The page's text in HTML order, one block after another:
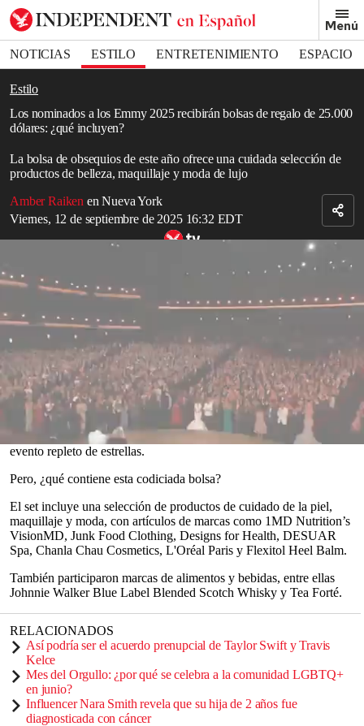
Menú
NOTICIAS ESTILO ENTRETENIMIENTO
ESPACIO
DEPORTES
Estilo
Los nominados a los Emmy 2025 recibirán bolsas de regalo de 25.000
dólares: ¿qué incluyen?
La bolsa de obsequios de este año ofrece una cuidada selección de
productos de belleza, maquillaje y moda de lujo
Amber Raiken en Nueva York
Viernes, 12 de septiembre de 2025 16:32 EDT
Bookmark popover
Removed from bookmarks
Close popover
seconds
Read in English
Aunque no todos los nominados a los
Emmy
se llevarán un trofeo
a casa, nadie se irá con las manos vacías de la ceremonia de
entrega de premios del domingo.
La empresa de marketing de entretenimiento Distinctive Assets,
con sede en Los Ángeles , preparó una bolsa de obsequios especial
para la 77.ª edición de los Emmy, que se celebrará el 15 de
septiembre en el Peacock Theater de Los Ángeles. El paquete se
entregará a ganadores, nominados y presentadores durante el
evento repleto de estrellas.
Pero, ¿qué contiene esta codiciada bolsa?
El set incluye una selección de productos de cuidado de la piel,
maquillaje y moda, con artículos de marcas como 1MD Nutrition’s
VisionMD, Junk Food Clothing, Designs for Health, DESUAR
Spa, Chanla Chau Cosmetics, L'Oréal Paris y Flexitol Heel Balm.
También participaron marcas de alimentos y bebidas, entre ellas
Johnnie Walker Blue Label Blended Scotch Whisky y Tea Forté.
RELACIONADOS
Así podría ser el acuerdo prenupcial de Taylor Swift y Travis
Kelce
Mes del Orgullo: ¿por qué se celebra a la comunidad LGBTQ+
en junio?
Influencer Nara Smith revela que su hija de 2 años fue
diagnosticada con cáncer